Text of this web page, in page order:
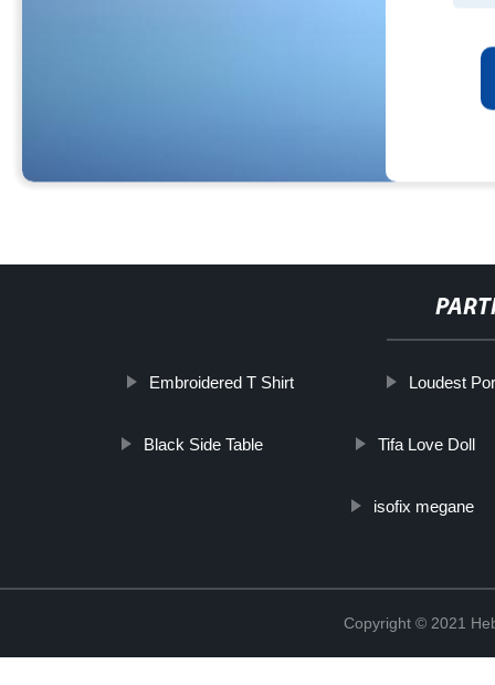
Embroidered T Shirt Loudest
Black Side Table Tifa Love Doll
isofix megane
Copyright © 2021